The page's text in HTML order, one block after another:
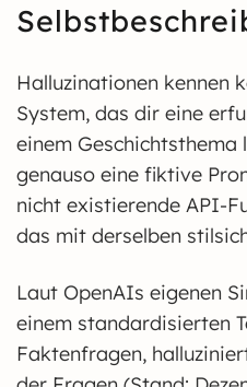
Halluzinationen kennen
System, das dir eine
einem
genauso eine fiktive
nicht existierende API-
das mit derselben
Laut OpenAIs eigenen
einem standardisierten
Faktenfragen,